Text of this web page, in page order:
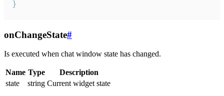
}
onChangeState#
Is executed when chat window state has changed.
Name Type
Description
state
string Current widget state